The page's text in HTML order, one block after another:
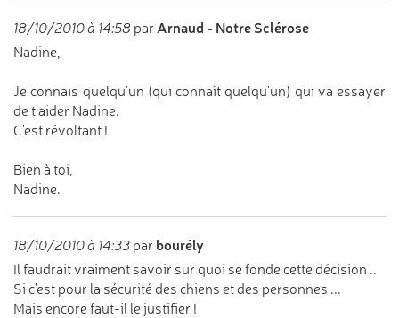
18/10/2010 à 14:58 par Arnaud - Notre Sclérose
Nadine,
Je connais quelqu'un (qui connaît quelqu'un) qui va essayer
de t'aider Nadine.
C'est révoltant !
Bien à toi,
Nadine.
18/10/2010 à 14:33 par bourély
Il faudrait vraiment savoir sur quoi se fonde cette décision ..
Si c'est pour la sécurité des chiens et des personnes ...
Mais encore faut-il le justifier !